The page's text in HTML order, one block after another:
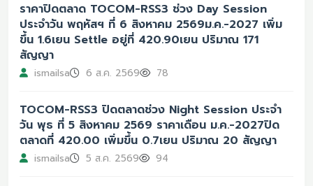
ราคาปิดตลาด TOCOM-RSS3 ช่วง Day Session
ประจำวัน พฤหัสฯ ที่ 6 สิงหาคม 2569ม.ค.-2027 เพิ่ม
ขึ้น 1.6เยน Settle อยู่ที่ 420.90เยน ปริมาณ 171
สัญญา
ismailsa 6 ส.ค. 2569 78
TOCOM-RSS3 ปิดตลาดช่วง Night Session ประจำ
วัน พุธ ที่ 5 สิงหาคม 2569 ราคาเดือน ม.ค.-2027ปิด
ตลาดที่ 420.00 เพิ่มขึ้น 0.7เยน ปริมาณ 20 สัญญา
ismailsa 5 ส.ค. 2569 94